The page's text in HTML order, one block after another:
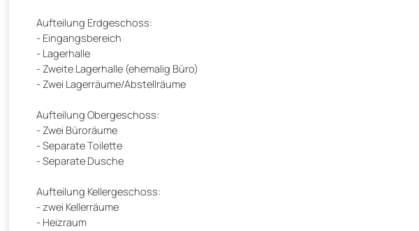
Aufteilung Erdgeschoss:
- Eingangsbereich
- Lagerhalle
- Zweite Lagerhalle (ehemalig Büro)
- Zwei Lagerräume/Abstellräume
Aufteilung Obergeschoss:
- Zwei Büroräume
- Separate Toilette
- Separate Dusche
Aufteilung Kellergeschoss:
- zwei Kellerräume
- Heizraum